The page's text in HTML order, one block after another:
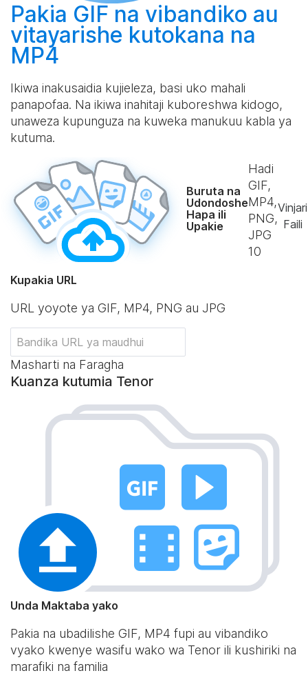
Pakia GIF na vibandiko au
vitayarishe kutokana na
MP4
Ikiwa inakusaidia kujieleza, basi uko mahali
panapofaa. Na ikiwa inahitaji kuboreshwa kidogo,
unaweza kupunguza na kuweka manukuu kabla ya
kutuma.
Buruta na
Udondoshe
Hapa ili
Upakie
Hadi
GIF,
MP4,
PNG,
JPG
10
Vinjari
Faili
Kupakia URL
URL yoyote ya GIF, MP4, PNG au JPG
Masharti na Faragha
Kuanza kutumia Tenor
Unda Maktaba yako
Pakia na ubadilishe GIF, MP4 fupi au vibandiko
vyako kwenye wasifu wako wa Tenor ili kushiriki na
marafiki na familia